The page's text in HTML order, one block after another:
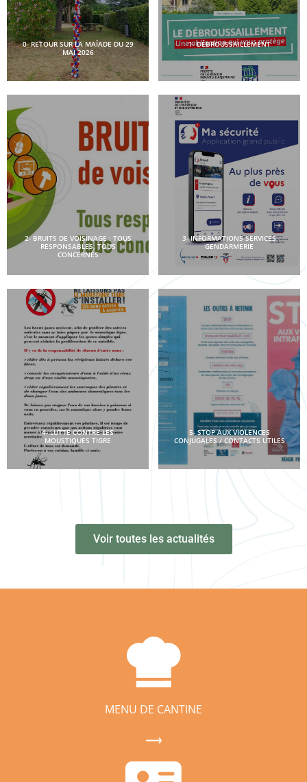
0- RETOUR SUR LA MAÏADE DU 29
MAI 2026
1- DÉBROUSSAILLEMENT
2- BRUITS DE VOISINAGE : TOUS
RESPONSABLES, TOUS
CONCERNÉS
3- INFORMATIONS SERVICES
GENDARMERIE
4- LUTTE CONTRE LES
MOUSTIQUES TIGRE
5- STOP AUX VIOLENCES
CONJUGALES / CONTACTS UTILES
Voir toutes les actualités
MENU DE CANTINE